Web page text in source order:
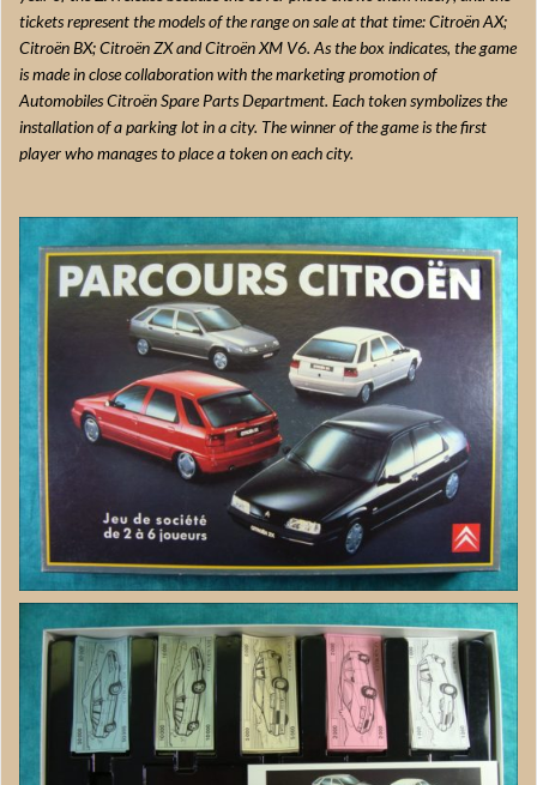
tickets represent the models of the range on sale at that time: Citroën AX;
Citroën BX; Citroën ZX and Citroën XM V6. As the box indicates, the game
is made in close collaboration with the marketing promotion of
Automobiles Citroën Spare Parts Department. Each token symbolizes the
installation of a parking lot in a city. The winner of the game is the first
player who manages to place a token on each city.